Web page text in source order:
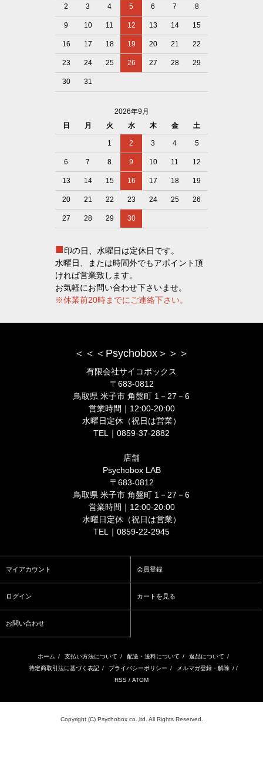
2 3 4 5 6 7 8
9 10 11 12 13 14 15
16 17 18 19 20 21 22
23 24 25 26 27 28 29
30 31
2026年9月
日
月 火 水 木 金 土
1 2 3 4 5
6 7 8 9 10 11 12
13 14 15 16 17 18 19
20 21 22 23 24 25 26
27 28 29 30
■印の日、水曜日は定休日です。
水曜日、または時間外でもアポイント頂
ければ営業致します。
お気軽にお問い合わせ下さいませ。
※休業前20時までにご連絡下さい。
＜＜＜Psychobox＞＞＞
有限会社サイコボックス
〒683-0812
鳥取県 米子市 角盤町 1－27－6
営業時間｜12:00-20:00
水曜日定休（祝日は営業）
TEL｜0859-37-2882
店舗
Psychobox LAB
〒683-0812
鳥取県 米子市 角盤町 1－27－6
営業時間｜12:00-20:00
水曜日定休（祝日は営業）
TEL｜0859-22-2945
マイアカウント 会員登録
ログイン カートを見る
お問い合わせ
ホーム / 支払い方法について / 配送・送料について / 返品について /
特定商取引法に基づく表記 / プライバシーポリシー / メルマガ登録・解除 / /
RSS / ATOM
Copyright (C) Psychobox co.,ltd. All Rights Reserved.